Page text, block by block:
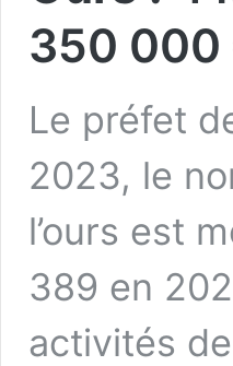
350 000
Le préfet
2023, le
l’ours est
389 en
activités